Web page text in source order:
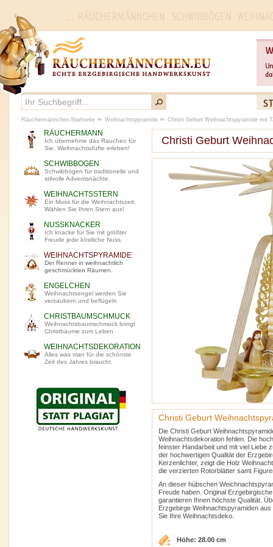
Christi Geburt
Christi Geburt
Die Christi Geburt
Weihnachtsdekoration fehlen. Die
feinster Handarbeit und mit viel Liebe
der hochwertigen Qualität der
Kerzenlichter, zeigt die Holz
die verzierten Rotorblätter samt
An dieser hübschen
Freude haben. Original
garantieren Ihnen höchste Qualität.
Erzgebirge Weihnachtspyramiden
Sie Ihre Weihnachtsdeko.
Höhe: 28.00 cm
RÄUCHERMANN
Ich übernehme das Rauchen für
Sie. Weihnachtsdüfte erleben!
SCHWIBBOGEN
Schwibbögen für traditionelle und
stilvolle Adventsnächte.
WEIHNACHTSSTERN
Ein Muss für die Weihnachtszeit.
Wählen Sie Ihren Stern aus!
NUSSKNACKER
Ich knacke für Sie mit größter
Freude jede köstliche Nuss.
WEIHNACHTSPYRAMIDE
Der Renner in weihnachtlich
geschmückten Räumen.
ENGELCHEN
Weihnachtsengel werden Sie
verzaubern und beflügeln
CHRISTBAUMSCHMUCK
Weihnachtsbaumschmuck bringt
Christbäume zum Leben
WEIHNACHTSDEKORATION
Alles was man für die schönste
Zeit des Jahres braucht.
Räuchermännchen-Startseite Weihnachtspyramide Christi Geburt Weihnachtspyramide mit